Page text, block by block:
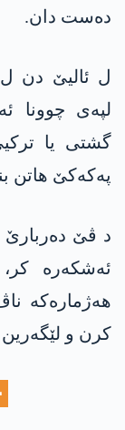
ده‌ست دان.
ل ئالیێ دن ل
لپه‌ی چوونا
گشتی یا
په‌كه‌كێ هاتن
د ڤێ ده‌ربارێ
هه‌ژماره‌كه‌
كرن و